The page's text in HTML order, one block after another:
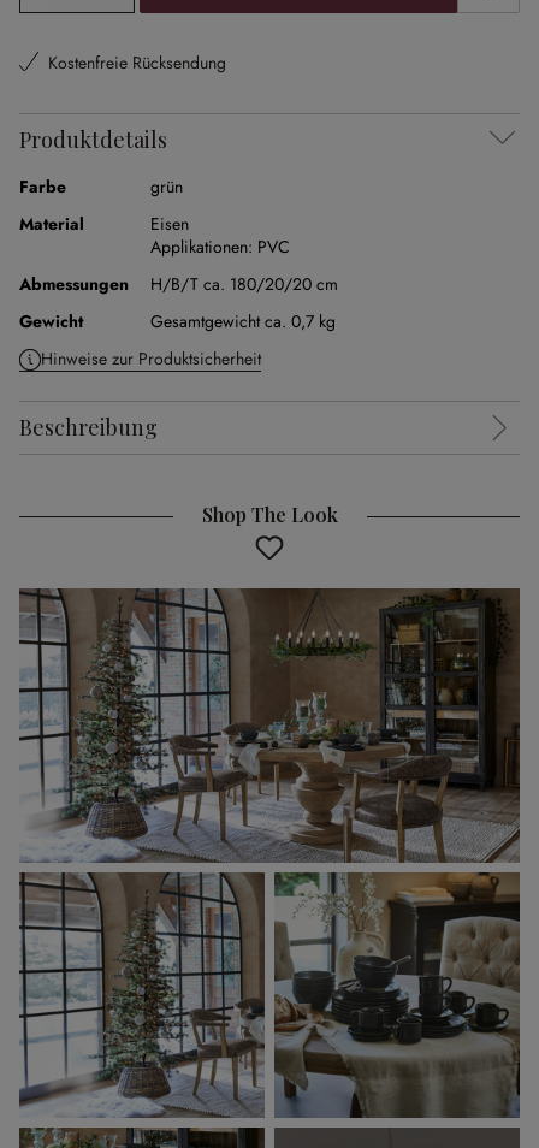
Kostenfreie Rücksendung
Produktdetails
Farbe
grün
Material
Eisen
Applikationen: PVC
Abmessungen
H/B/T ca. 180/20/20 cm
Gewicht
Gesamtgewicht ca. 0,7 kg
Hinweise zur Produktsicherheit
Beschreibung
Shop The Look